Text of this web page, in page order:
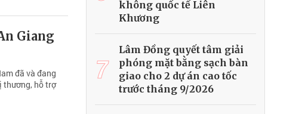
Giang
đã và đang
thương, hỗ trợ
không quốc tế Liên
Khương
7
Lâm Đồng quyết tâm giải
phóng mặt bằng sạch bàn
giao cho 2 dự án cao tốc
trước tháng 9/2026